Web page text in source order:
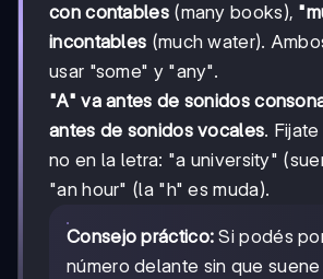
con contables(many books),
incontables (much water).
usar "some" y "any".
"A" va antes de sonidos
antes de sonidos vocales.
no en la letra: "a university"
"an hour" (la "h" es muda).
Consejo práctico: Si podés
número delante sin que suene